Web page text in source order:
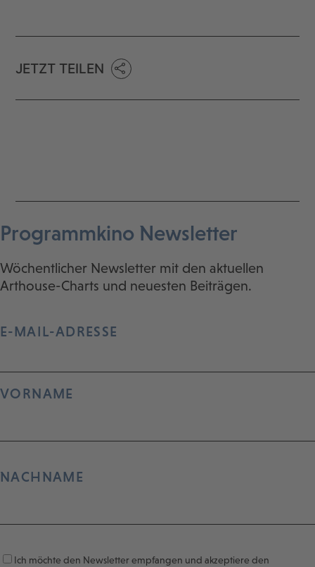
JETZT TEILEN
Programmkino Newsletter
Wöchentlicher Newsletter mit den aktuellen
Arthouse-Charts und neuesten Beiträgen.
E-MAIL-ADRESSE
VORNAME
NACHNAME
Ich möchte den Newsletter empfangen und akzeptiere den